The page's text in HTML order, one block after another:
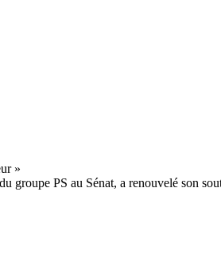
PS au Sénat, a renouvelé son